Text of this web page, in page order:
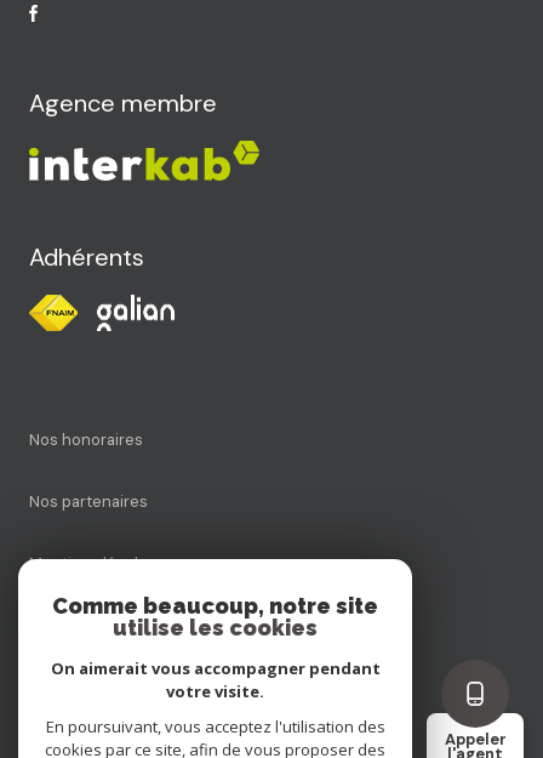
Appeler
l'agent
Agence membre
Adhérents
Nos honoraires
Nos partenaires
Mentions légales
Cookies
Comme beaucoup, notre site
utilise les cookies
On aimerait vous accompagner pendant
votre visite.
En poursuivant, vous acceptez l'utilisation des
cookies par ce site, afin de vous proposer des